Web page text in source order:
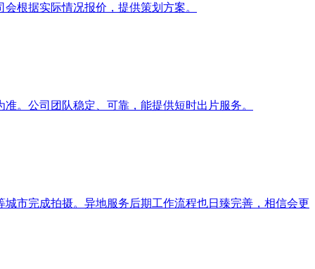
根据实际情况报价，提供策划方案。
。公司团队稳定、可靠，能提供短时出片服务。
市完成拍摄。异地服务后期工作流程也日臻完善，相信会更